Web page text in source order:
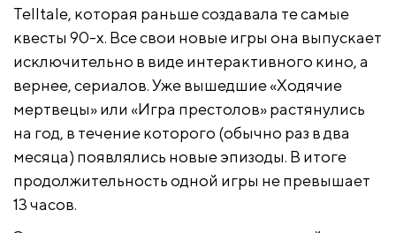
Telltale, которая раньше создавала те самые
квесты 90-х. Все свои новые игры она выпускает
исключительно в виде интерактивного кино, а
вернее, сериалов. Уже вышедшие «Ходячие
мертвецы» или «Игра престолов» растянулись
на год, в течение которого (обычно раз в два
месяца) появлялись новые эпизоды. В итоге
продолжительность одной игры не превышает
13 часов.